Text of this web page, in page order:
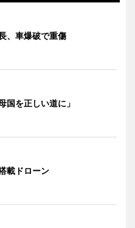
、車爆破で重傷
国を正しい道に」
載ドローン